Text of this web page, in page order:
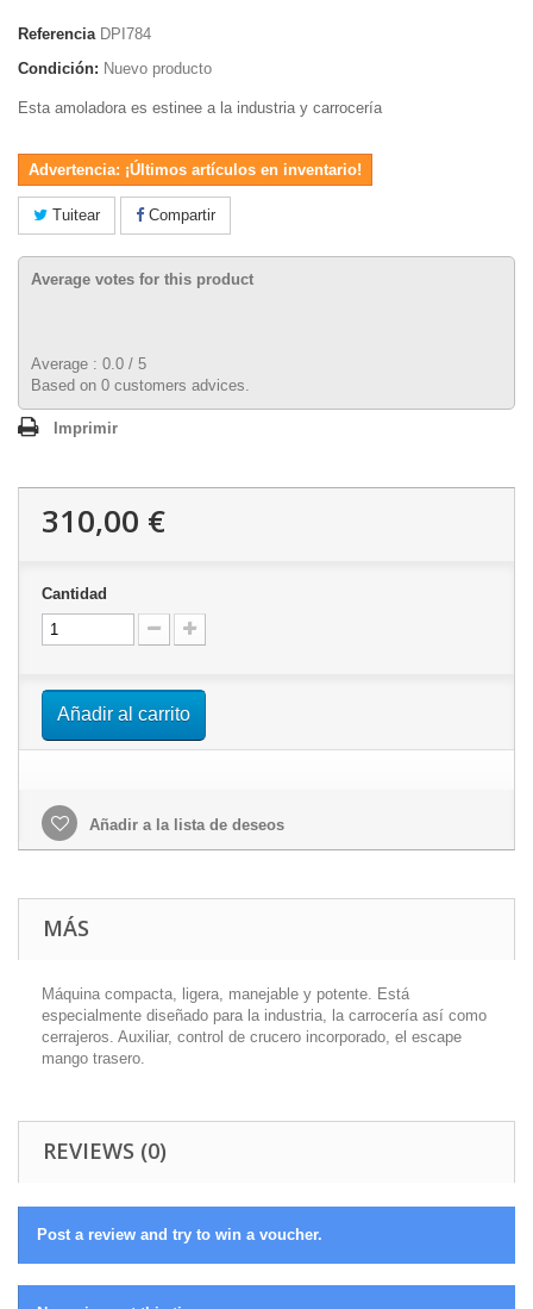
Referencia DPI784
Condición: Nuevo producto
Esta amoladora es estinee a la industria y carrocería
Advertencia: ¡Últimos artículos en inventario!
Tuitear Compartir
Average votes for this product
Average : 0.0 / 5
Based on 0 customers advices.
Imprimir
310,00 €
Cantidad
Añadir al carrito
Añadir a la lista de deseos
MÁS
Máquina compacta, ligera, manejable y potente. Está
especialmente diseñado para la industria, la carrocería así como
cerrajeros. Auxiliar, control de crucero incorporado, el escape
mango trasero.
REVIEWS (0)
Post a review and try to win a voucher.